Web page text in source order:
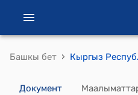
Башкы бет ›
Документ